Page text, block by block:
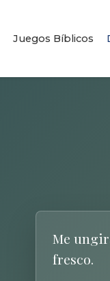
Juegos Bíblicos
Me
fresco.